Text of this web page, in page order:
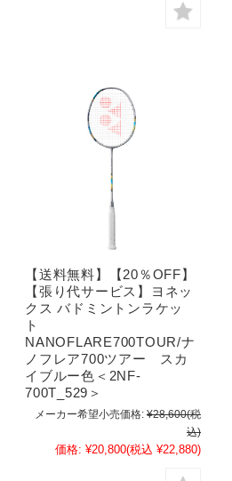
【送料無料】【20％OFF】
【張り代サービス】ヨネッ
クス バドミントンラケッ
ト
NANOFLARE700TOUR/ナ
ノフレア700ツアー スカ
イブルー色＜2NF-
700T_529＞
メーカー希望小売価格: ¥28,600(税
込)
価格: ¥20,800(税込 ¥22,880)